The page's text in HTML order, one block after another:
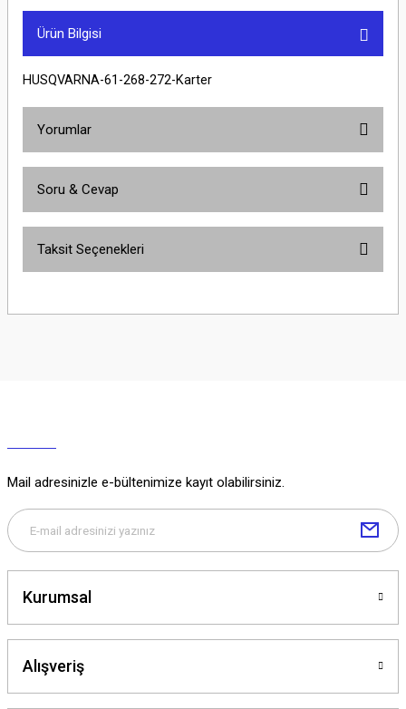
Ürün Bilgisi
HUSQVARNA-61-268-272-Karter
Yorumlar
Soru & Cevap
Soru Sor
Taksit Seçenekleri
Mail adresinizle e-bültenimize kayıt olabilirsiniz.
Kurumsal
Alışveriş